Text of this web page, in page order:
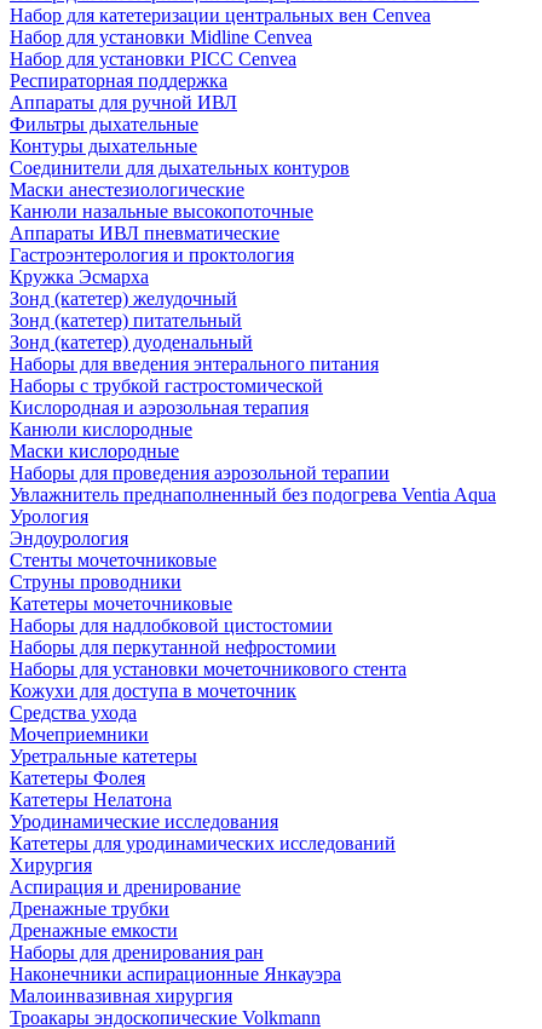
Набор для катетеризации центральных вен Cenvea
Набор для установки Midline Cenvea
Набор для установки PICC Cenvea
Респираторная поддержка
Аппараты для ручной ИВЛ
Фильтры дыхательные
Контуры дыхательные
Соединители для дыхательных контуров
Маски анестезиологические
Канюли назальные высокопоточные
Аппараты ИВЛ пневматические
Гастроэнтерология и проктология
Кружка Эсмарха
Зонд (катетер) желудочный
Зонд (катетер) питательный
Зонд (катетер) дуоденальный
Наборы для введения энтерального питания
Наборы с трубкой гастростомической
Кислородная и аэрозольная терапия
Канюли кислородные
Маски кислородные
Наборы для проведения аэрозольной терапии
Увлажнитель преднаполненный без подогрева Ventia Aqua
Урология
Эндоурология
Стенты мочеточниковые
Струны проводники
Катетеры мочеточниковые
Наборы для надлобковой цистостомии
Наборы для перкутанной нефростомии
Наборы для установки мочеточникового стента
Кожухи для доступа в мочеточник
Средства ухода
Мочеприемники
Уретральные катетеры
Катетеры Фолея
Катетеры Нелатона
Уродинамические исследования
Катетеры для уродинамических исследований
Хирургия
Аспирация и дренирование
Дренажные трубки
Дренажные емкости
Наборы для дренирования ран
Наконечники аспирационные Янкауэра
Малоинвазивная хирургия
Троакары эндоскопические Volkmann